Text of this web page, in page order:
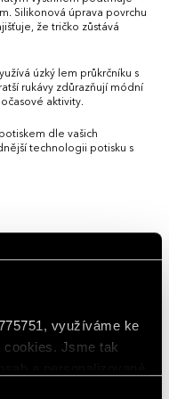
využíváme ke
cookies. Jsme tak
Silikonová úprava povrchu
že tričko zůstává
úzký lem průkrčníku s
rukávy zdůrazňují módní
aktivity.
dle vašich
technologii potisku s
Módní